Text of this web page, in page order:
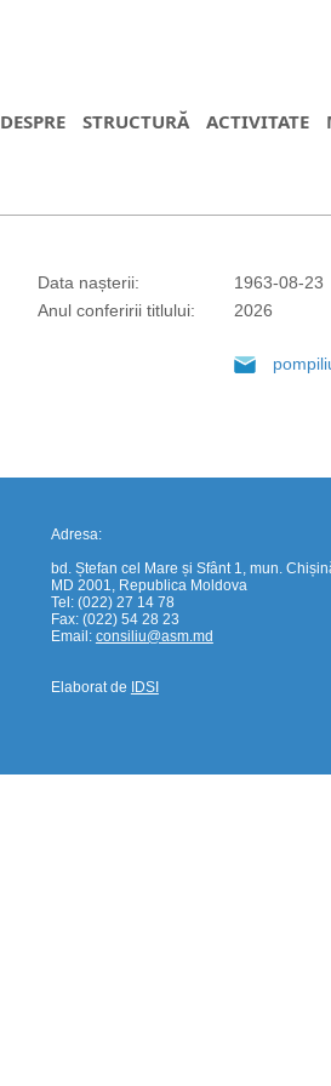
DESPRE STRUCTURĂ ACTIVITATE
Data nașterii:
Anul conferirii titlului:
1963-08-23
2026
Adresa:
bd. Ștefan cel Mare și Sfânt 1, mun.
MD 2001, Republica Moldova
Tel: (022) 27 14 78
Fax: (022) 54 28 23
Email: consiliu@asm.md
Elaborat de IDSI